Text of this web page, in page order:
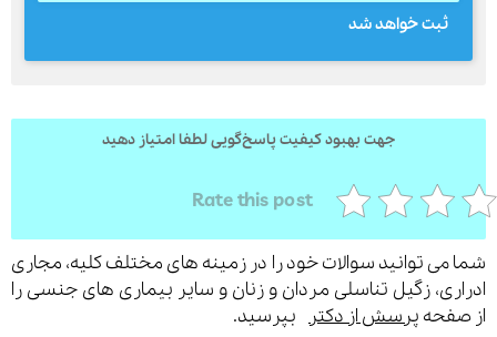
ثبت خواهد شد
جهت بهبود کیفیت پاسخ‌گویی لطفا امتیاز دهید
Rate this post
توانید سوالات خود را در زمینه های مختلف کلیه، مجاری
زگیل تناسلی مردان و زنان و سایر بیماری های جنسی را
پرسش از دکتربپرسید.